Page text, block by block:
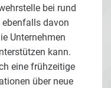
bei rund
ebenfalls davon
Unternehmen
kann.
eine frühzeitige
über neue